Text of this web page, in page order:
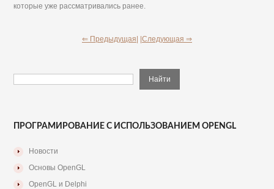
которые уже рассматривались ранее.
⇐ Предыдущая| |Следующая ⇒
ПРОГРАМИРОВАНИЕ С ИСПОЛЬЗОВАНИЕМ OPENGL
Новости
Основы OpenGL
OpenGL и Delphi